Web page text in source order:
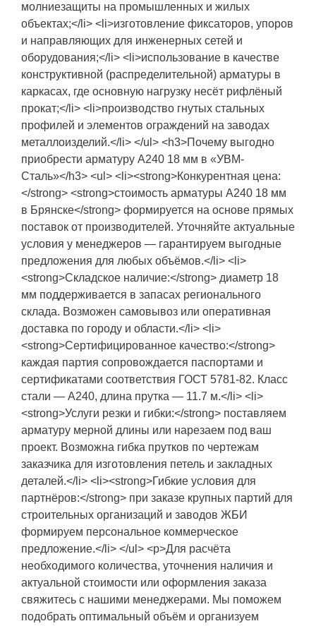
молниезащиты на промышленных и жилых
объектах;</li> <li>изготовление фиксаторов, упоров
и направляющих для инженерных сетей и
оборудования;</li> <li>использование в качестве
конструктивной (распределительной) арматуры в
каркасах, где основную нагрузку несёт рифлёный
прокат;</li> <li>производство гнутых стальных
профилей и элементов ограждений на заводах
металлоизделий.</li> </ul> <h3>Почему выгодно
приобрести арматуру А240 18 мм в «УВМ-
Сталь»</h3> <ul> <li><strong>Конкурентная цена:
</strong> <strong>стоимость арматуры А240 18 мм
в Брянске</strong> формируется на основе прямых
поставок от производителей. Уточняйте актуальные
условия у менеджеров — гарантируем выгодные
предложения для любых объёмов.</li> <li>
<strong>Складское наличие:</strong> диаметр 18
мм поддерживается в запасах регионального
склада. Возможен самовывоз или оперативная
доставка по городу и области.</li> <li>
<strong>Сертифицированное качество:</strong>
каждая партия сопровождается паспортами и
сертификатами соответствия ГОСТ 5781-82. Класс
стали — А240, длина прутка — 11.7 м.</li> <li>
<strong>Услуги резки и гибки:</strong> поставляем
арматуру мерной длины или нарезаем под ваш
проект. Возможна гибка прутков по чертежам
заказчика для изготовления петель и закладных
деталей.</li> <li><strong>Гибкие условия для
партнёров:</strong> при заказе крупных партий для
строительных организаций и заводов ЖБИ
формируем персональное коммерческое
предложение.</li> </ul> <p>Для расчёта
необходимого количества, уточнения наличия и
актуальной стоимости или оформления заказа
свяжитесь с нашими менеджерами. Мы поможем
подобрать оптимальный объём и организуем